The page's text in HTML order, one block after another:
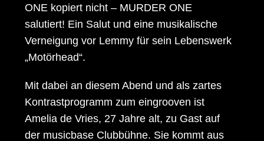
ONE kopiert nicht – MURDER ONE
salutiert! Ein Salut und eine musikalische
Verneigung vor Lemmy für sein Lebenswerk
„Motörhead“.
Mit dabei an diesem Abend und als zartes
Kontrastprogramm zum eingrooven ist
Amelia de Vries, 27 Jahre alt, zu Gast auf
der musicbase Clubbühne. Sie kommt aus